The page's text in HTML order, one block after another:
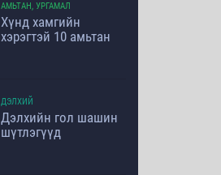
АМЬТАН, УРГАМАЛ
Хүнд хамгийн
хэрэгтэй 10 амьтан
ДЭЛХИЙ
Дэлхийн гол шашин
шүтлэгүүд